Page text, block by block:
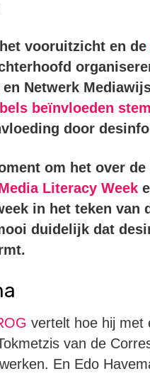
vooruitzicht en de
Netwerk
beïnvloeden
door
om het over
Literacy Week
in het teken
duidelijk dat
vertelt hoe hij met
van de
En Edo